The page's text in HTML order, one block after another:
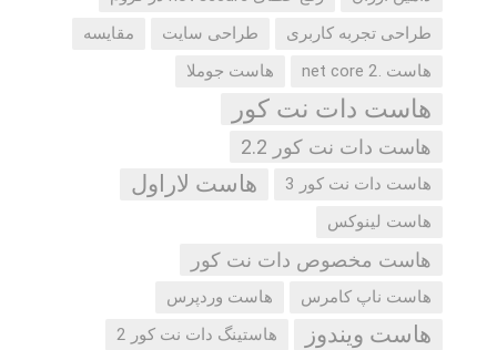
طراحی تجربه کاربری
طراحی سایت
مقایسه
هاست .net core 2
هاست جوملا
هاست دات نت کور
هاست دات نت کور 2.2
هاست دات نت کور 3 هاست لاراول
هاست لینوکس
هاست مخصوص دات نت کور
هاست ناپ کامرس هاست وردپرس
هاست ویندوز هاستینگ دات نت کور 2